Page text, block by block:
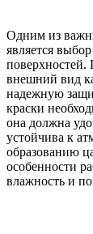
Одним из
является
внешний вид
надежную
краски
она должна
устойчива к
образованию
особенности
влажность и